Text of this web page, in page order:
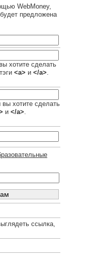
WebMoney,
предложена
хотите сделать
<a> и </a>.
хотите сделать
и </a>.
ссылка,